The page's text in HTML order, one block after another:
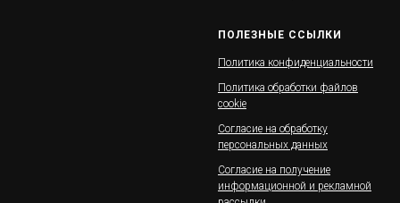
ПОЛЕЗНЫЕ ССЫЛКИ
Политика конфиденциальности
Политика обработки файлов
cookie
Согласие на обработку
персональных данных
Согласие на получение
информационной и рекламной